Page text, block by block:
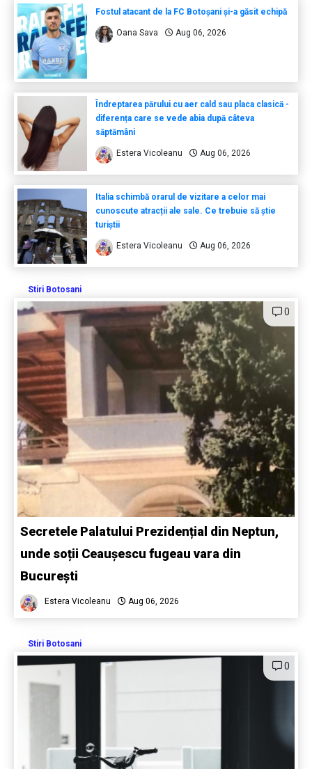
Fostul atacant de la FC Botoșani și-a găsit echipă
Oana Sava Aug 06, 2026
Îndreptarea părului cu aer cald sau placa clasică -
diferența care se vede abia după câteva
săptămâni
Estera Vicoleanu Aug 06, 2026
Italia schimbă orarul de vizitare a celor mai
cunoscute atracții ale sale. Ce trebuie să știe
turiștii
Estera Vicoleanu Aug 06, 2026
Stiri Botosani
0
Secretele Palatului Prezidențial din Neptun,
unde soții Ceaușescu fugeau vara din
București
Estera Vicoleanu Aug 06, 2026
Stiri Botosani
0